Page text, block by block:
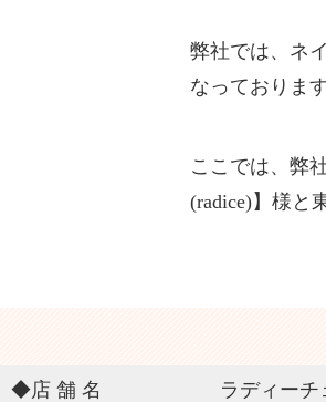
弊社では、ネ
なっております
ここでは、弊
(radice)】様と
◆店 舗 名 ラディーチ